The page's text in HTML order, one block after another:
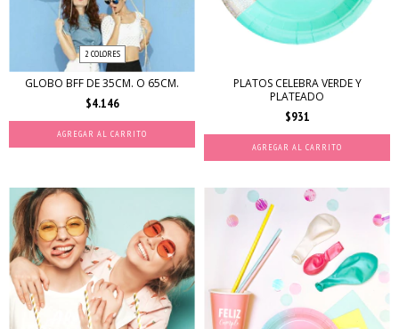
2 COLORES
GLOBO BFF DE 35CM. O 65CM.
$4.146
AGREGAR AL CARRITO
PLATOS CELEBRA VERDE Y
PLATEADO
$931
AGREGAR AL CARRITO